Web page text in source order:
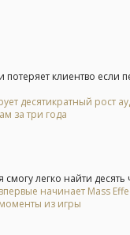
клиентво если
десятикратный рост
за три года
легко найти десять
начинает Mass
из игры